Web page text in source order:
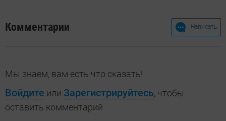
Комментарии Написать
Мы знаем, вам есть что сказать!
Войдите или Зарегистрируйтесь, чтобы
оставить комментарий